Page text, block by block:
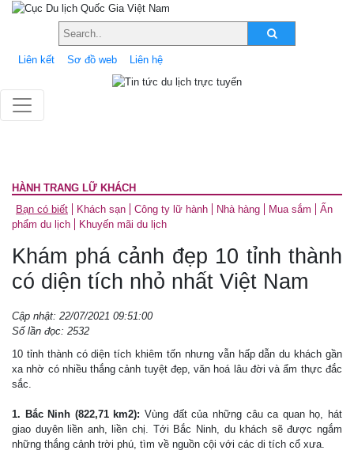
Liên kết Sơ đồ web Liên hệ
HÀNH TRANG LỮ KHÁCH
Bạn có biết
Khách sạn Công ty lữ hành Nhà hàng Mua sắm
Ấn
phẩm du lịch
Khuyến mãi du lịch
Khám phá cảnh đẹp 10 tỉnh thành
có diện tích nhỏ nhất Việt Nam
Cập nhật: 22/07/2021 09:51:00
Số lần đọc: 2532
10 tỉnh thành có diện tích khiêm tốn nhưng vẫn hấp dẫn du khách gần
xa nhờ có nhiều thắng cảnh tuyệt đẹp, văn hoá lâu đời và ẩm thực đắc
sắc.
1. Bắc Ninh (822,71 km2): Vùng đất của những câu ca quan họ, hát
giao duyên liền anh, liền chị. Tới Bắc Ninh, du khách sẽ được ngắm
những thắng cảnh trời phú, tìm về nguồn cội với các di tích cổ xưa.